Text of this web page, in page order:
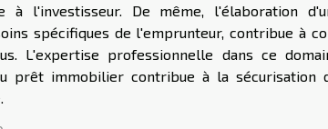
à l'investisseur. De même, l'élaboration
spécifiques de l'emprunteur, contribue à
L'expertise professionnelle dans ce
prêt immobilier contribue à la